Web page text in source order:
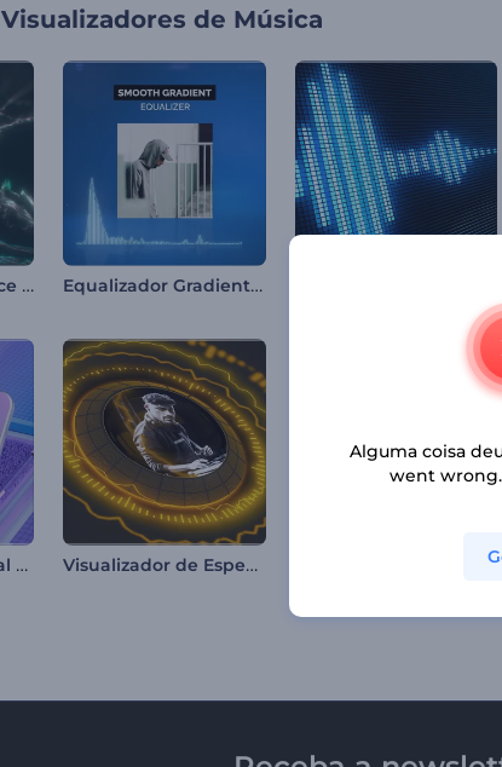
Visualizadores de Música
Visualizador - Vórtice Abstrato Equalizador Gradiente de Cores Suave
Visualizador Musical de Movimento Cinético Visualizador de Espectro de Batidas Eletrônicas Visualizador de Partículas Brilhantes
Alguma coisa
went